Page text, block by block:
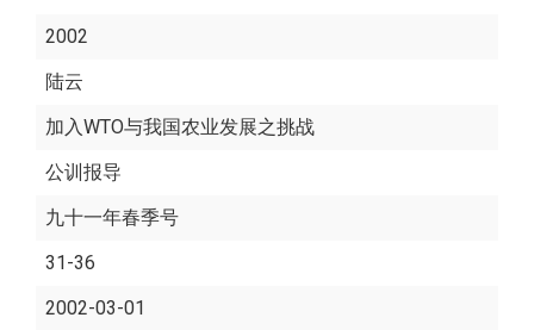
2002
陆云
加入WTO与我国农业发展之挑战
公训报导
九十一年春季号
31-36
2002-03-01